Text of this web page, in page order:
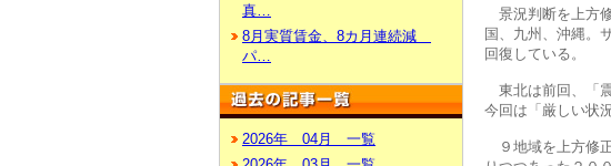
真…
8月実質賃金、8カ月連続減
パ…
2026年 04月 一覧
景況判断を上方
国、九州、沖縄。
回復している。
東北は前回、「
今回は「厳しい状
９地域を上方修